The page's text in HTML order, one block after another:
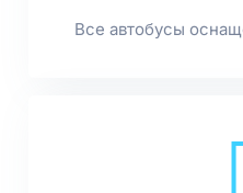
Все автобусы